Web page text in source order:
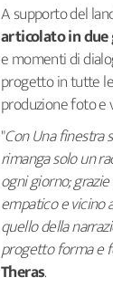
A supporto del
articolato in
e momenti di
progetto in tutte
produzione foto e
"Con Una finestra
rimanga solo un
ogni giorno;
empatico e vicino
quello della
progetto forma e
Theras.